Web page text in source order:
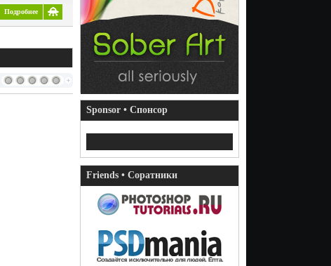
Подробнее
Sponsor • Спонсор
Friends • Соратники